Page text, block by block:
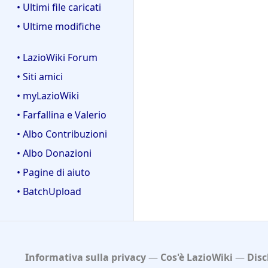
• Ultimi file caricati
• Ultime modifiche
• LazioWiki Forum
• Siti amici
• myLazioWiki
• Farfallina e Valerio
• Albo Contribuzioni
• Albo Donazioni
• Pagine di aiuto
• BatchUpload
Informativa sulla privacy Cos'è LazioWiki